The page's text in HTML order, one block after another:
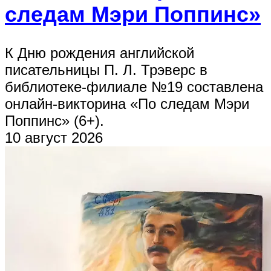
следам Мэри Поппинс»
К Дню рождения английской
писательницы П. Л. Трэверс в
библиотеке-филиале №19 составлена
онлайн-викторина «По следам Мэри
Поппинс» (6+).
10 август 2026